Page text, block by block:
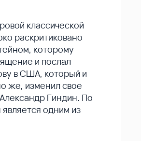
классической
раскритиковано
которому
и послал
в США, который и
же, изменил свое
Гиндин. По
одним из